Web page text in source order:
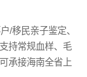
/移民亲子鉴定、
持常规血样、毛
承接海南全省上